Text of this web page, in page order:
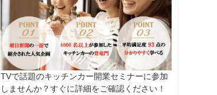
TVで話題のキッチンカー開業セミナーに参加
しませんか？すぐに詳細をご確認ください！